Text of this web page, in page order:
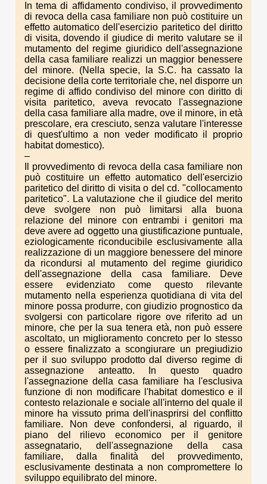
In tema di affidamento condiviso, il provvedimento
di revoca della casa familiare non può costituire un
effetto automatico dell'esercizio paritetico del diritto
di visita, dovendo il giudice di merito valutare se il
mutamento del regime giuridico dell'assegnazione
della casa familiare realizzi un maggior benessere
del minore. (Nella specie, la S.C. ha cassato la
decisione della corte territoriale che, nel disporre un
regime di affido condiviso del minore con diritto di
visita paritetico, aveva revocato l'assegnazione
della casa familiare alla madre, ove il minore, in età
prescolare, era cresciuto, senza valutare l'interesse
di quest'ultimo a non veder modificato il proprio
habitat domestico).
–
Il provvedimento di revoca della casa familiare non
può costituire un effetto automatico dell'esercizio
paritetico del diritto di visita o del cd. "collocamento
paritetico". La valutazione che il giudice del merito
deve svolgere non può limitarsi alla buona
relazione del minore con entrambi i genitori ma
deve avere ad oggetto una giustificazione puntuale,
eziologicamente riconducibile esclusivamente alla
realizzazione di un maggiore benessere del minore
da ricondursi al mutamento del regime giuridico
dell'assegnazione della casa familiare. Deve
essere evidenziato come questo rilevante
mutamento nella esperienza quotidiana di vita del
minore possa produrre, con giudizio prognostico da
svolgersi con particolare rigore ove riferito ad un
minore, che per la sua tenera età, non può essere
ascoltato, un miglioramento concreto per lo stesso
o essere finalizzato a scongiurare un pregiudizio
per il suo sviluppo prodotto dal diverso regime di
assegnazione anteatto. In questo quadro
l'assegnazione della casa familiare ha l'esclusiva
funzione di non modificare l'habitat domestico e il
contesto relazionale e sociale all'interno del quale il
minore ha vissuto prima dell'inasprirsi del conflitto
familiare. Non deve confondersi, al riguardo, il
piano del rilievo economico per il genitore
assegnatario, dell'assegnazione della casa
familiare, dalla finalità del provvedimento,
esclusivamente destinata a non compromettere lo
sviluppo equilibrato del minore.